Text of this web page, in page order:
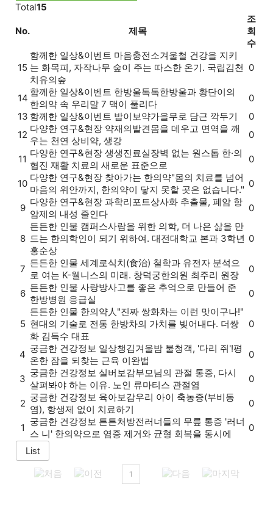
Total15
No. 제목
조
회
수
15
함께한 일상&이벤트 마음충전소겨울철 건강을 지키
는 화목피, 자작나무 숲이 주는 따스한 온기. 국립김천
치유의숲
0
14
함께한 일상&이벤트 한방울톡톡한방울과 황단이의
한의약 속 우리말 7 맥이 풀리다
0
13 함께한 일상&이벤트 밥이보약가을무로 담근 깍두기
0
12
다양한 연구&현장 약재의발견몸을 데우고 면역을 깨
우는 천연 상비약, 생강
0
11
다양한 연구&현장 생생진료실장벽 없는 원스톱 한·의
협진 재활 치료의 새로운 표준으로
0
10
다양한 연구&현장 찾아가는 한의약"몸의 치료를 넘어
마음의 위안까지, 한의약이 닿지 못할 곳은 없습니다."
0
9
다양한 연구&현장 과학리포트상사화 추출물, 폐암 항
암제의 내성 줄인다
0
8
든든한 인물 캠퍼스사람을 위한 의학, 더 나은 삶을 만
드는 한의학인이 되기 위하여. 대전대학교 본과 3학년
홍순상
0
7
든든한 인물 세계로식치(食治) 철학과 유전자 분석으
로 여는 K-웰니스의 미래. 창덕궁한의원 최주리 원장
0
6
든든한 인물 사랑방사고를 좋은 추억으로 만들어 준
한방병원 응급실
0
5
든든한 인물 한의약人"진짜 쌍화차는 이런 맛이구나!"
현대의 기술로 전통 한방차의 가치를 빚어내다. 더쌍
화 김득수 대표
0
4
궁금한 건강정보 일상챙김겨울밤 불청객, '다리 쥐'!평
온한 잠을 되찾는 근육 이완법
0
3
궁금한 건강정보 실버보감부모님의 관절 통증, 다시
살펴봐야 하는 이유. 노인 류마티스 관절염
0
2
궁금한 건강정보 육아보감우리 아이 축농증(부비동
염), 항생제 없이 치료하기
0
1
궁금한 건강정보 튼튼처방전러너들의 무릎 통증 '러너
스 니' 한의약으로 염증 제거와 균형 회복을 동시에
0
1